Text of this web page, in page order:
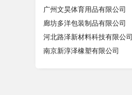
广州文昊体育用品有限公司
廊坊多洋包装制品有限公司
河北路泽新材料科技有限公司
南京新淳泽橡塑有限公司